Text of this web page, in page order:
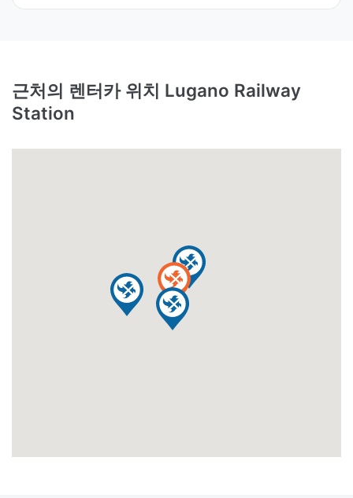
근처의 렌터카 위치 Lugano Railway
Station